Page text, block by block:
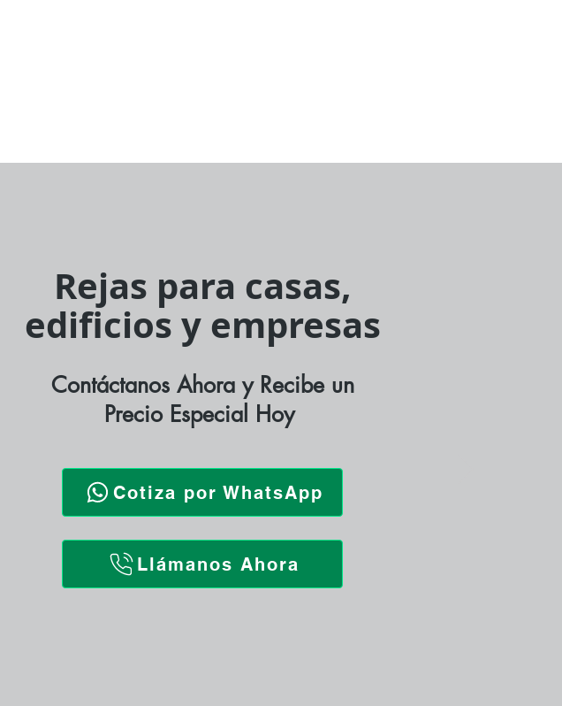
Rejas para casas,
edificios y empresas
Contáctanos Ahora y Recibe un
Precio Especial Hoy
Cotiza por WhatsApp
Llámanos Ahora